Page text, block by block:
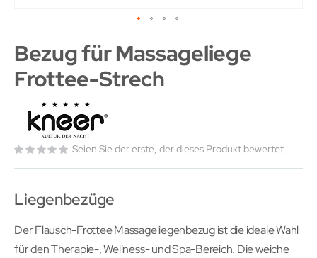
Bezug für Massageliege
Frottee-Strech
Seien Sie der erste, der dieses Produkt bewertet
Liegenbezüge
Der Flausch-Frottee Massageliegenbezug ist die ideale Wahl
für den Therapie-, Wellness- und Spa-Bereich. Die weiche